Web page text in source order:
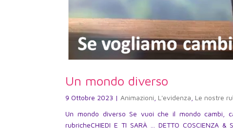
Un mondo diverso
9 Ottobre 2023 | Animazioni L'evidenza Le nostre
Un mondo diverso Se vuoi che il mondo cambi,
rubricheCHIEDI E TI SARÀ … DETTO COSCIENZA &